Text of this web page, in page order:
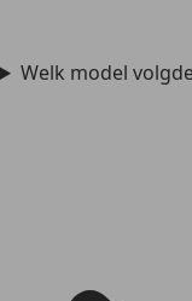
Welk model